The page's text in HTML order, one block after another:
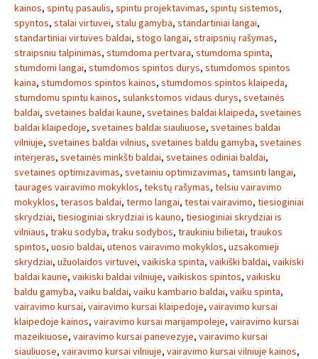
kainos, spintų pasaulis, spintu projektavimas, spintų sistemos,
spyntos, stalai virtuvei, stalu gamyba, standartiniai langai,
standartiniai virtuves baldai, stogo langai, straipsnių rašymas,
straipsniu talpinimas, stumdoma pertvara, stumdoma spinta,
stumdomi langai, stumdomos spintos durys, stumdomos spintos
kaina, stumdomos spintos kainos, stumdomos spintos klaipeda,
stumdomu spintu kainos, sulankstomos vidaus durys, svetainės
baldai, svetaines baldai kaune, svetaines baldai klaipeda, svetaines
baldai klaipedoje, svetaines baldai siauliuose, svetaines baldai
vilniuje, svetaines baldai vilnius, svetaines baldu gamyba, svetaines
interjeras, svetainės minkšti baldai, svetaines odiniai baldai,
svetaines optimizavimas, svetainiu optimizavimas, tamsinti langai,
taurages vairavimo mokyklos, tekstų rašymas, telsiu vairavimo
mokyklos, terasos baldai, termo langai, testai vairavimo, tiesioginiai
skrydziai, tiesioginiai skrydziai is kauno, tiesioginiai skrydziai is
vilniaus, traku sodyba, traku sodybos, traukiniu bilietai, traukos
spintos, uosio baldai, utenos vairavimo mokyklos, uzsakomieji
skrydziai, užuolaidos virtuvei, vaikiska spinta, vaikiški baldai, vaikiski
baldai kaune, vaikiski baldai vilniuje, vaikiskos spintos, vaikisku
baldu gamyba, vaiku baldai, vaiku kambario baldai, vaiku spinta,
vairavimo kursai, vairavimo kursai klaipedoje, vairavimo kursai
klaipedoje kainos, vairavimo kursai marijampoleje, vairavimo kursai
mazeikiuose, vairavimo kursai panevezyje, vairavimo kursai
siauliuose, vairavimo kursai vilniuje, vairavimo kursai vilniuje kainos,